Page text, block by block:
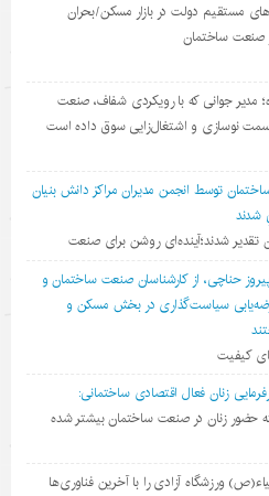
مستقیم دولت در بازار مسکن/بحران
صنعت ساختمان
مدیر جوانی که با رویکردی شفاف، صنعت
سمت نوسازی و اشتغال‌زایی سوق داده است
توسط انجمن مديران مراكز دانش بنيان
شدند
تقدیر شدند؛آینده‌ای روشن برای صنعت
حناچی، از کارشناسان صنعت ساختمان و
سیاست‌گذاری در بخش مسکن و
کیفیت
زنان فعال اقتصادی ساختمانی:
حضور زنان در صنعت ساختمان بیشتر شده
ورزشگاه آزادی را با آخرین فناوری‌ها